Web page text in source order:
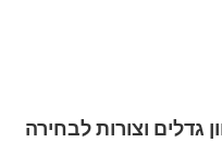
גדלים וצורות לבחירה